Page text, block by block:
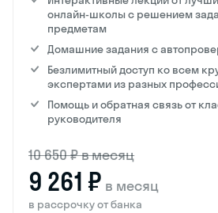
онлайн-школы с решением
предметам
Домашние задания с
Безлимитный доступ ко всем
экспертами из разных
Помощь и обратная связь от
руководителя
10 650 ₽ в месяц
9 261 ₽ в месяц
в рассрочку от банка